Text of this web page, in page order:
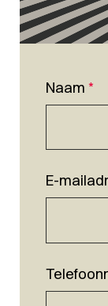
Naam *
E-